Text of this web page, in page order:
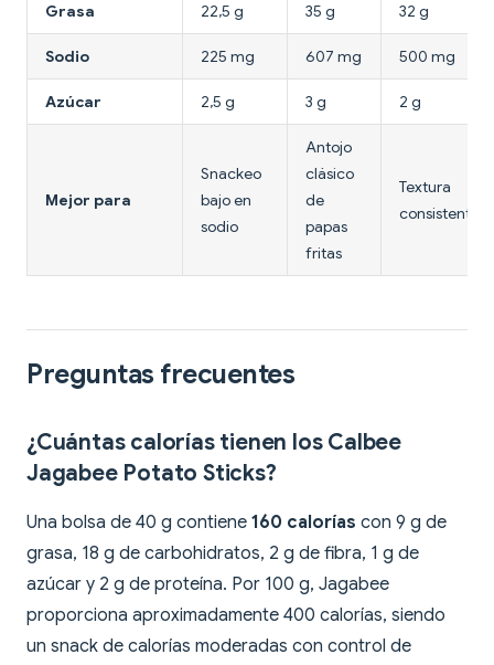
Grasa 22,5 g 35 g 32 g
Sodio 225 mg 607 mg 500 mg
Azúcar 2,5 g 3 g 2 g
Mejor para
Snackeo
bajo en
sodio
Antojo
clásico
de
papas
fritas
Textura
consistente
Preguntas frecuentes
¿Cuántas calorías tienen los Calbee
Jagabee Potato Sticks?
Una bolsa de 40 g contiene 160 calorías con 9 g de
grasa, 18 g de carbohidratos, 2 g de fibra, 1 g de
azúcar y 2 g de proteína. Por 100 g, Jagabee
proporciona aproximadamente 400 calorías, siendo
un snack de calorías moderadas con control de